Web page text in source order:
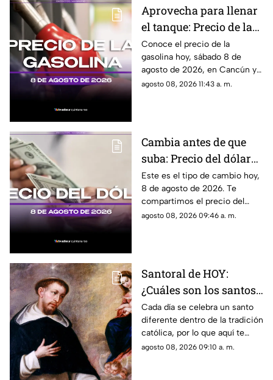
Aprovecha para llenar
el tanque: Precio de la
gasolina HOY, sábado 8
de agosto de 2026, en
Quintana Roo
Conoce el precio de la
gasolina hoy, sábado 8 de
agosto de 2026, en Cancún y
el resto de Quintana Roo. Este
agosto 08, 2026 11:43 a. m.
Cambia antes de que
suba: Precio del dólar
estadounidense HOY,
sábado 8 de agosto de
2026, en Cancún
Este es el tipo de cambio hoy,
8 de agosto de 2026. Te
compartimos el precio del
dólar hoy en Cancún, así como
agosto 08, 2026 09:46 a. m.
Santoral de HOY:
¿Cuáles son los santos
que se celebran este
sábado 8 de agosto de
2026?
Cada día se celebra un santo
diferente dentro de la tradición
católica, por lo que aquí te
compartimos el santoral
agosto 08, 2026 09:10 a. m.